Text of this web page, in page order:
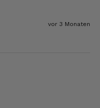
vor 3 Monaten